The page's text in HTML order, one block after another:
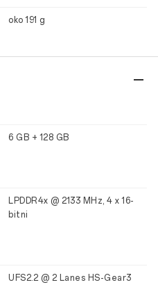
oko 191 g
6 GB + 128 GB
LPDDR4x @ 2133 MHz, 4 x 16-
bitni
UFS2.2 @ 2 Lanes HS-Gear3